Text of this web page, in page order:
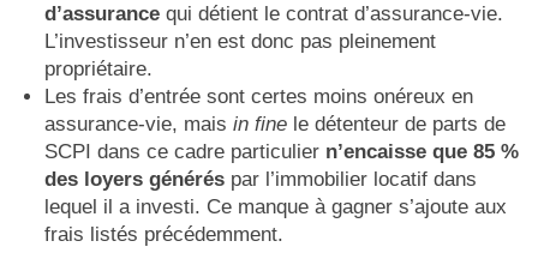
d’assurancequi détient le contrat d’assurance-vie.
L’investisseur n’en est donc pas pleinement
propriétaire.
Les frais d’entrée sont certes moins onéreux en
assurance-vie, mais in fine le détenteur de parts de
SCPI dans ce cadre particulier n’encaisse que 85 %
des loyers généréspar l’immobilier locatif dans
lequel il a investi. Ce manque à gagner s’ajoute aux
frais listés précédemment.